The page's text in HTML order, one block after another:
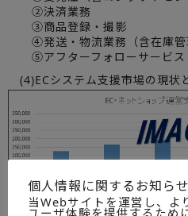
②決済業務
③商品登録・撮影
④発送・物流業務（含在庫管
⑤アフターフォローサービス
(4)ECシステム支援市場の現状
第Ⅲ章 調査企業36社に
個人情報に関するお知らせ
当Webサイトを運営し、よ
ユーザ体験を提供するため